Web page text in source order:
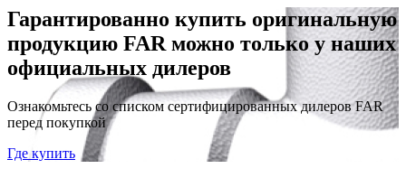
Гарантированно купить оригинальную
продукцию FAR можно только у наших
официальных дилеров
Ознакомьтесь со списком сертифицированных дилеров FAR
перед покупкой
Где купить